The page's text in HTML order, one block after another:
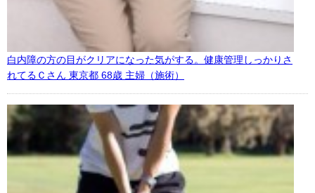
白内障の方の目がクリアになった気がする。健康管理しっかりさ
れてるＣさん 東京都 68歳 主婦（施術）